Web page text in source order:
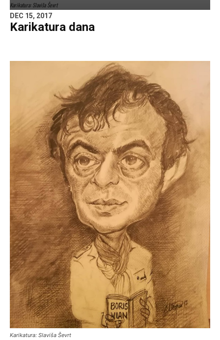
Karikatura: Slaviša Ševrt
DEC 15, 2017
Karikatura dana
Karikatura: Slaviša Ševrt